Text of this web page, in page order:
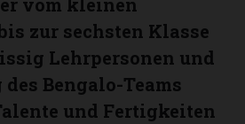
zur sechsten Klasse
Lehrpersonen und
Bengalo-Teams
und Fertigkeiten